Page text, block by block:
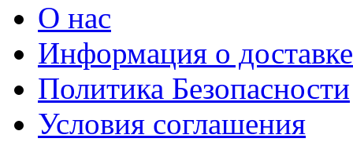
О нас
Информация о доставке
Политика Безопасности
Условия соглашения